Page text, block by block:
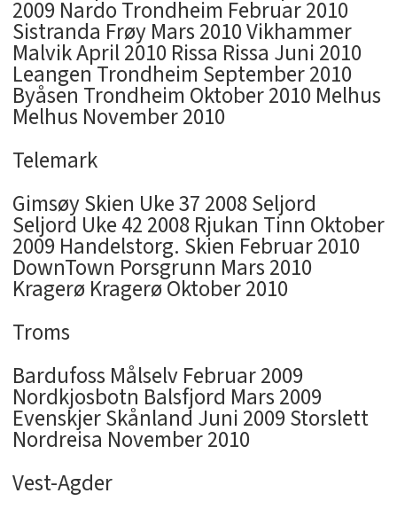
2009 Nardo Trondheim Februar 2010
Sistranda Frøy Mars 2010 Vikhammer
Malvik April 2010 Rissa Rissa Juni 2010
Leangen Trondheim September 2010
Byåsen Trondheim Oktober 2010 Melhus
Melhus November 2010
Telemark
Gimsøy Skien Uke 37 2008 Seljord
Seljord Uke 42 2008 Rjukan Tinn Oktober
2009 Handelstorg. Skien Februar 2010
DownTown Porsgrunn Mars 2010
Kragerø Kragerø Oktober 2010
Troms
Bardufoss Målselv Februar 2009
Nordkjosbotn Balsfjord Mars 2009
Evenskjer Skånland Juni 2009 Storslett
Nordreisa November 2010
Vest-Agder